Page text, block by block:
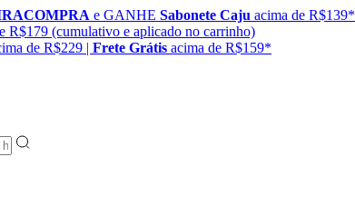
e GANHE Sabonete Caju acima de R$139*
R$179 (cumulativo e aplicado no carrinho)
de R$229 | Frete Grátis acima de R$159*